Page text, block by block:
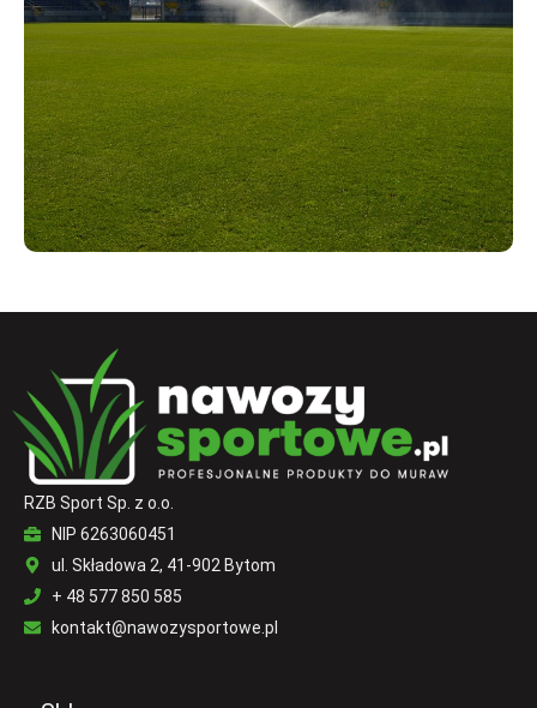
RZB Sport Sp. z o.o.
NIP 6263060451
ul. Składowa 2, 41-902 Bytom
+ 48 577 850 585
kontakt@nawozysportowe.pl